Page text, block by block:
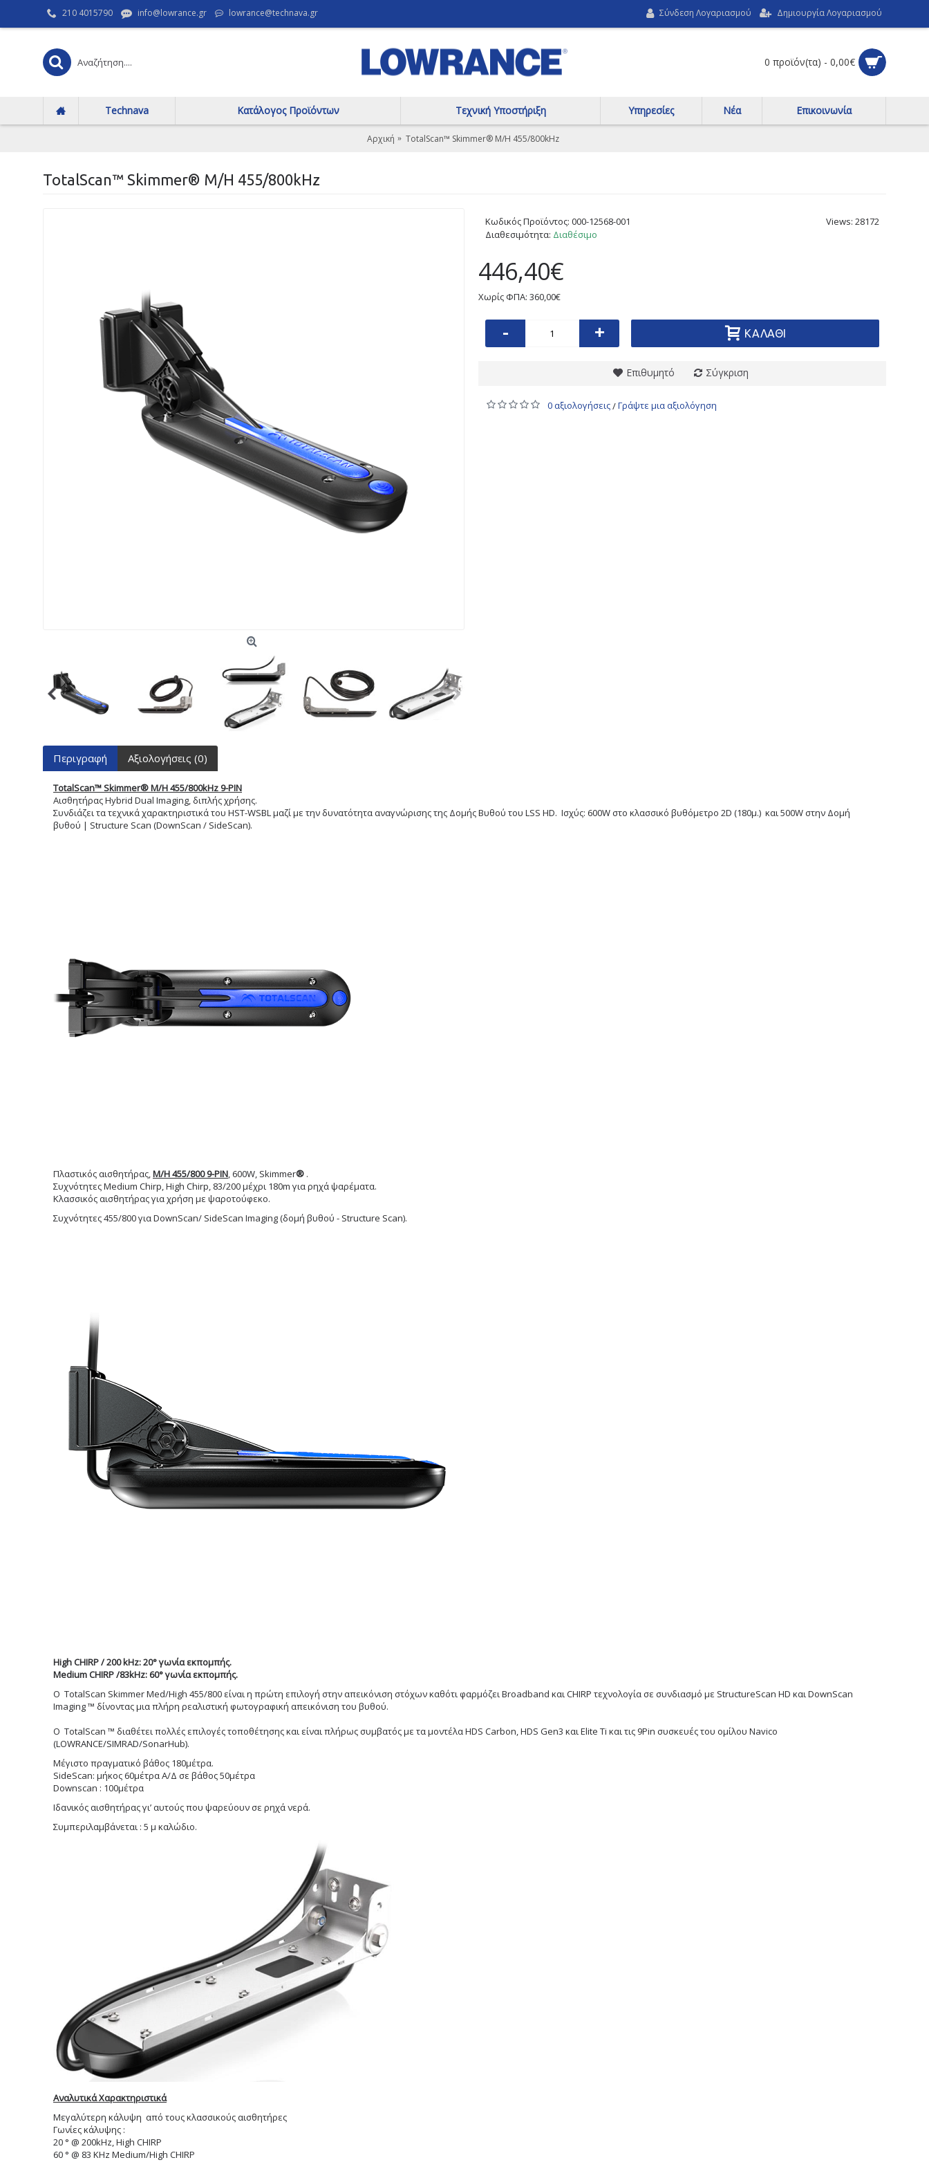
210 4015790 info@lowrance.gr lowrance@technava.gr Σύνδεση Λογαριασμού Δημιουργία Λογαριασμού
0 προϊόν(τα) - 0,00€
Technava Κατάλογος Προϊόντων Τεχνική Υποστήριξη Υπηρεσίες Νέα Επικοινωνία
Αρχική TotalScan™ Skimmer® Μ/Η 455/800kHz
TotalScan™ Skimmer® Μ/Η 455/800kHz
Views: 28172
Κωδικός Προϊόντος: 000-12568-001
Διαθεσιμότητα: Διαθέσιμο
446,40€
Χωρίς ΦΠΑ: 360,00€
- + ΚΑΛΆΘΙ
Επιθυμητό Σύγκριση
0 αξιολογήσεις/Γράψτε μια αξιολόγηση
Περιγραφή Αξιολογήσεις (0)
TotalScan™ Skimmer® Μ/Η 455/800kHz 9-PIN
Αισθητήρας Hybrid Dual Imaging, διπλής χρήσης.
Συνδιάζει τα τεχνικά χαρακτηριστικά του HST-WSBL μαζί με την δυνατότητα αναγνώρισης της Δομής Βυθού του LSS HD. Ισχύς: 600W στο κλασσικό βυθόμετρο 2D (180μ.) και 500W στην Δομή
βυθού | Structure Scan (DownScan / SideScan).
Πλαστικός αισθητήρας,M/H 455/800 9-PIN, 600W, Skimmer® .
Συχνότητες Medium Chirp, High Chirp, 83/200 μέχρι 180m για ρηχά ψαρέματα.
Κλασσικός αισθητήρας για χρήση με ψαροτούφεκο.
Συχνότητες 455/800 για DownScan/ SideScan Imaging (δομή βυθού - Structure Scan).
High CHIRP / 200 kHz: 20° γωνία εκπομπής.
Medium CHIRP /83kHz: 60° γωνία εκπομπής.
Ο TotalScan Skimmer Med/High 455/800 είναι η πρώτη επιλογή στην απεικόνιση στόχων καθότι φαρμόζει Broadband και CHIRP τεχνολογία σε συνδιασμό με StructureScan HD και DownScan
Imaging ™ δίνοντας μια πλήρη ρεαλιστική φωτογραφική απεικόνιση του βυθού.
Ο TotalScan ™ διαθέτει πολλές επιλογές τοποθέτησης και είναι πλήρως συμβατός με τα μοντέλα HDS Carbon, HDS Gen3 και Elite Ti και τις 9Pin συσκευές του ομίλου Navico
(LOWRANCE/SIMRAD/SonarHub).
Μέγιστο πραγματικό βάθος 180μέτρα.
SideScan: μήκος 60μέτρα Α/Δ σε βάθος 50μέτρα
Downscan : 100μέτρα
Ιδανικός αισθητήρας γι’ αυτούς που ψαρεύουν σε ρηχά νερά.
Συμπεριλαμβάνεται : 5 μ καλώδιο.
Αναλυτικά Χαρακτηριστικά
Μεγαλύτερη κάλυψη από τους κλασσικούς αισθητήρες
Γωνίες κάλυψης :
20 ° @ 200kHz, High CHIRP
60 ° @ 83 ΚHz Medium/High CHIRP